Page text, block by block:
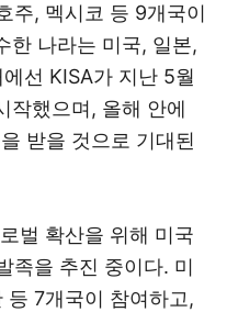
주, 멕시코 등 9개국이
한 나라는 미국, 일본,
선 KISA가 지난 5월
작했으며, 올해 안에
받을 것으로 기대된
벌 확산을 위해 미국
족을 추진 중이다. 미
등 7개국이 참여하고,